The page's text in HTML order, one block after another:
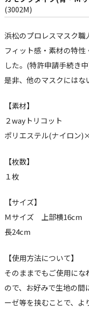
(3002M)
浜松のプロレスマスク職
フィット感・素材の特
した。(特許申請手続き
是非、他のマスクにはな
【素材】
２wayトリコット
ポリエステル(ナイロン
【枚数】
１枚
【サイズ】
Ｍサイズ 上部横16cm
長24cm
【使用方法について】
そのままでもご使用に
ので、お好みで生地の間
ーゼ等を挟むことで、